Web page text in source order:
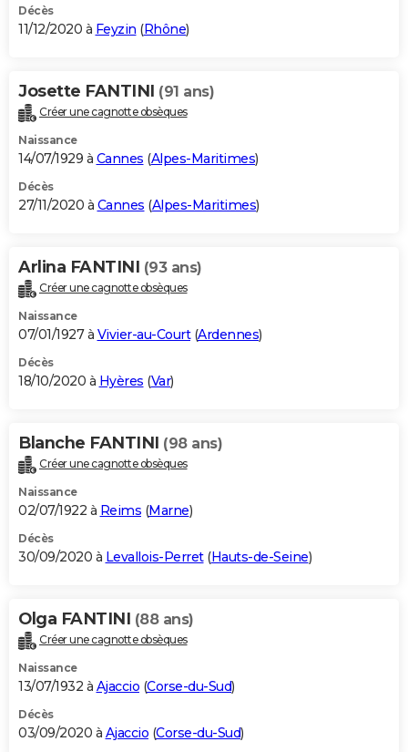
Décès
11/12/2020 à Feyzin (Rhône)
Josette FANTINI (91 ans)
Créer une cagnotte obsèques
Naissance
14/07/1929 à Cannes (Alpes-Maritimes)
Décès
27/11/2020 à Cannes (Alpes-Maritimes)
Arlina FANTINI (93 ans)
Créer une cagnotte obsèques
Naissance
07/01/1927 à Vivier-au-Court(Ardennes)
Décès
18/10/2020 à Hyères (Var)
Blanche FANTINI (98 ans)
Créer une cagnotte obsèques
Naissance
02/07/1922 à Reims (Marne)
Décès
30/09/2020 à Levallois-Perret(Hauts-de-Seine)
Olga FANTINI (88 ans)
Créer une cagnotte obsèques
Naissance
13/07/1932 à Ajaccio (Corse-du-Sud)
Décès
03/09/2020 à Ajaccio (Corse-du-Sud)